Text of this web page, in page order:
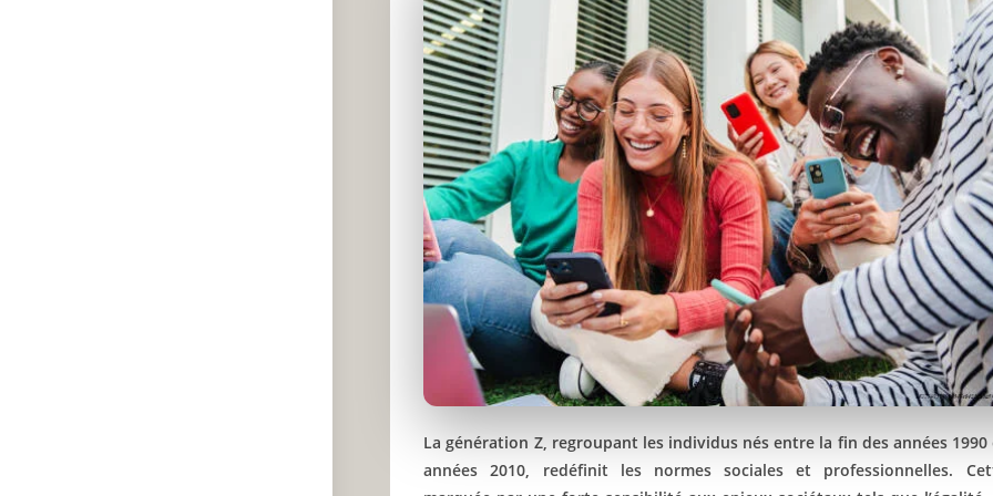
La génération Z, regroupant les individus nés entre la fin des années
années 2010, redéfinit les normes sociales et professionnelles.